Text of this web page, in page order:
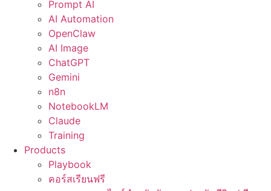
Prompt AI
AI Automation
OpenClaw
AI Image
ChatGPT
Gemini
n8n
NotebookLM
Claude
Training
Products
Playbook
คอร์สเรียนฟรี